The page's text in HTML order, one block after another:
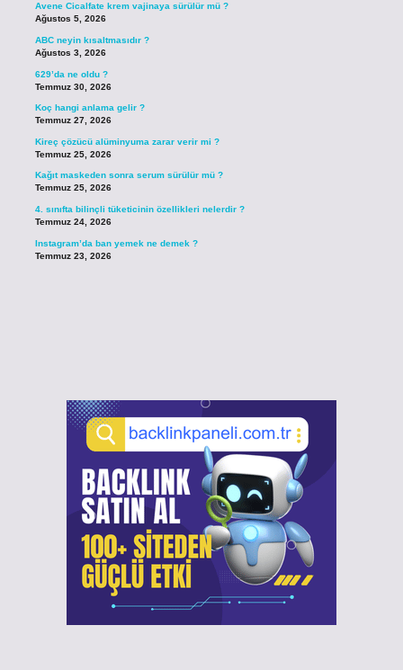
Avene Cicalfate krem vajinaya sürülür mü ?
Ağustos 5, 2026
ABC neyin kısaltmasıdır ?
Ağustos 3, 2026
629’da ne oldu ?
Temmuz 30, 2026
Koç hangi anlama gelir ?
Temmuz 27, 2026
Kireç çözücü alüminyuma zarar verir mi ?
Temmuz 25, 2026
Kağıt maskeden sonra serum sürülür mü ?
Temmuz 25, 2026
4. sınıfta bilinçli tüketicinin özellikleri nelerdir ?
Temmuz 24, 2026
Instagram’da ban yemek ne demek ?
Temmuz 23, 2026